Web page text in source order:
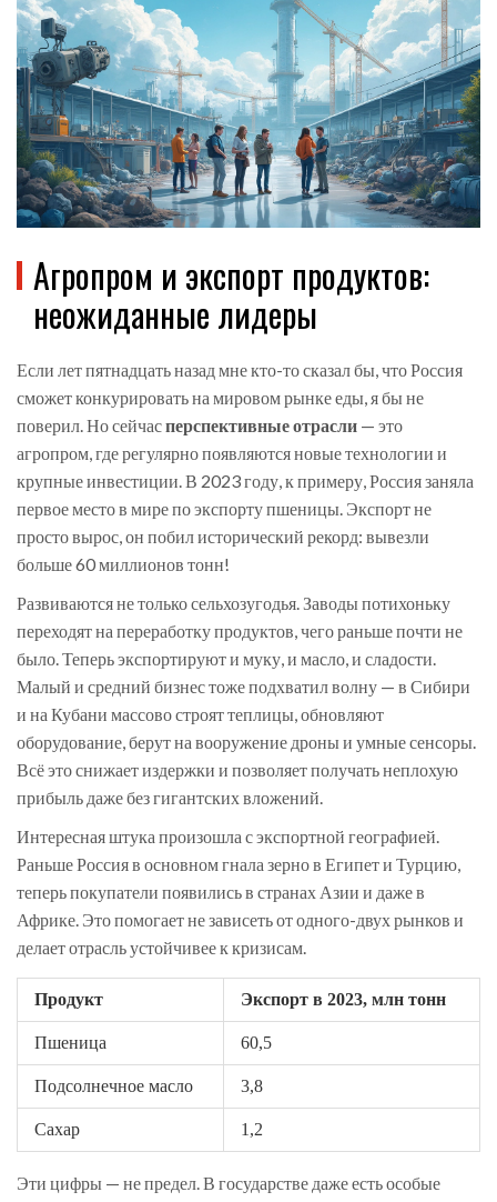
Агропром и экспорт продуктов:
неожиданные лидеры
Если лет пятнадцать назад мне кто-то сказал бы, что Россия
сможет конкурировать на мировом рынке еды, я бы не
поверил. Но сейчасперспективные отрасли — это
агропром, где регулярно появляются новые технологии и
крупные инвестиции. В 2023 году, к примеру, Россия заняла
первое место в мире по экспорту пшеницы. Экспорт не
просто вырос, он побил исторический рекорд: вывезли
больше 60 миллионов тонн!
Развиваются не только сельхозугодья. Заводы потихоньку
переходят на переработку продуктов, чего раньше почти не
было. Теперь экспортируют и муку, и масло, и сладости.
Малый и средний бизнес тоже подхватил волну — в Сибири
и на Кубани массово строят теплицы, обновляют
оборудование, берут на вооружение дроны и умные сенсоры.
Всё это снижает издержки и позволяет получать неплохую
прибыль даже без гигантских вложений.
Интересная штука произошла с экспортной географией.
Раньше Россия в основном гнала зерно в Египет и Турцию,
теперь покупатели появились в странах Азии и даже в
Африке. Это помогает не зависеть от одного-двух рынков и
делает отрасль устойчивее к кризисам.
Продукт Экспорт в 2023, млн тонн
Пшеница 60,5
Подсолнечное масло 3,8
Сахар 1,2
Эти цифры — не предел. В государстве даже есть особые